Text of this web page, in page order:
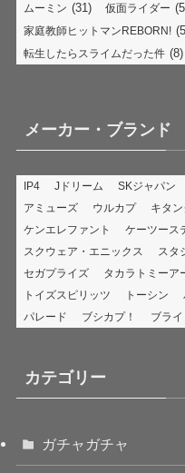
ムーミン (31) 仮面ライダー
家庭教師ヒットマンREBORN!
転生したらスライムだった件 (8)
メーカー・ブランド
IP4 Jドリーム SKジャパン
アミューズ
ウルカプ キタ
ケンエレファント
ケーツース
スクウェア・エニックス
スタ
セガプライズ
タカラトミーア
トイズスピリッツ
トーシン
パレード
ブシカプ！ ブラ
カテゴリー
ガチャガチャ